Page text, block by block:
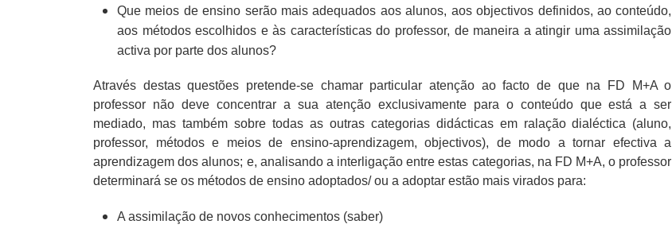
Que meios de ensino serão mais adequados aos alunos, aos objectivos definidos, ao conteúdo,
aos métodos escolhidos e às características do professor, de maneira a atingir uma assimilação
activa por parte dos alunos?
Através destas questões pretende-se chamar particular atenção ao facto de que na FD M+A o
professor não deve concentrar a sua atenção exclusivamente para o conteúdo que está a ser
mediado, mas também sobre todas as outras categorias didácticas em ralação dialéctica (aluno,
professor, métodos e meios de ensino-aprendizagem, objectivos), de modo a tornar efectiva a
aprendizagem dos alunos; e, analisando a interligação entre estas categorias, na FD M+A, o professor
determinará se os métodos de ensino adoptados/ ou a adoptar estão mais virados para:
A assimilação de novos conhecimentos (saber)